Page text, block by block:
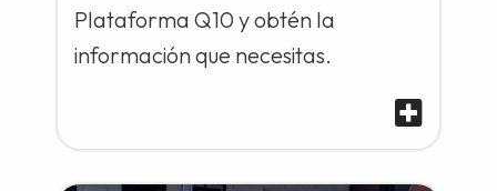
Plataforma Q10 y obtén la
información que necesitas.